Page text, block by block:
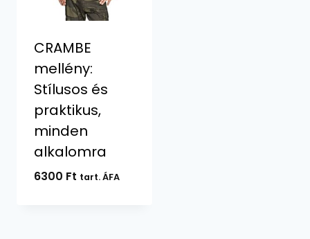
CRAMBE
mellény:
Stílusos és
praktikus,
minden
alkalomra
6300 Ft tart. ÁFA